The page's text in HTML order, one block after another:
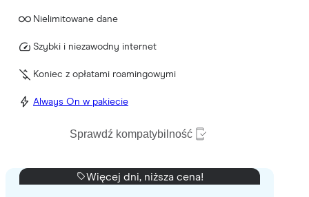
Nielimitowane dane
Szybki i niezawodny internet
Koniec z opłatami roamingowymi
Always On w pakiecie
Sprawdź kompatybilność
Więcej dni, niższa cena!